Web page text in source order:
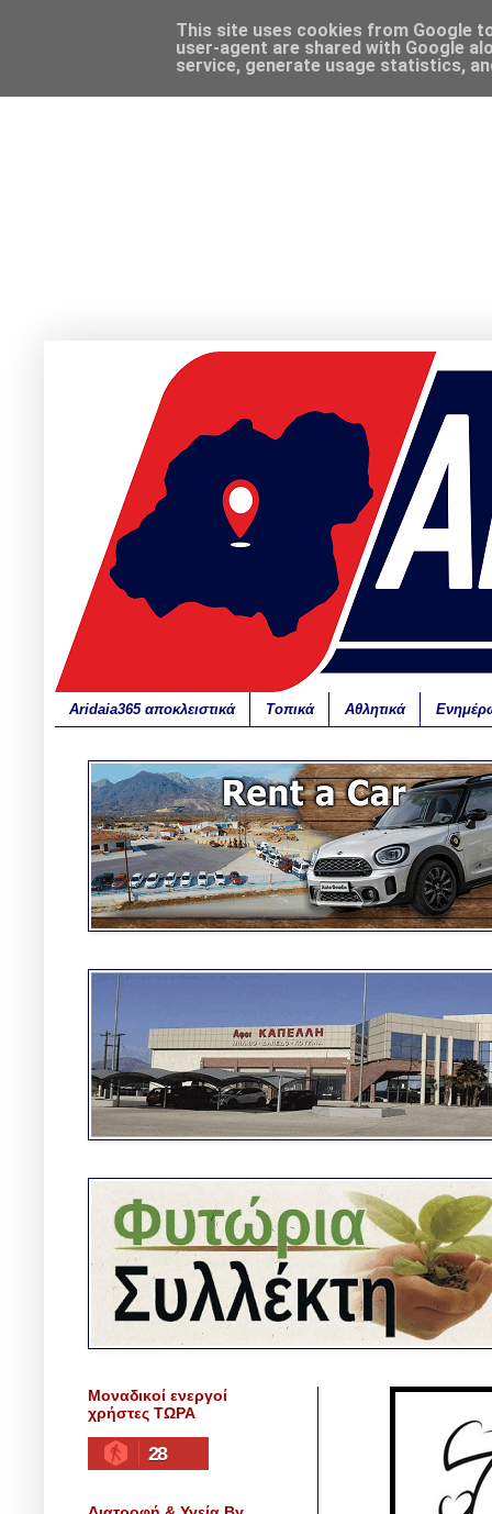
Aridaia365 αποκλειστικά Τοπικά Αθλητικά
Μοναδικοί ενεργοί
χρήστες ΤΩΡΑ
28
This site uses cookies from Google
user-agent are shared with Google
service, generate usage statistics,